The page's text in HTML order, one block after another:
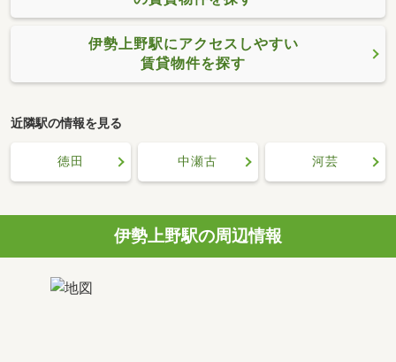
伊勢上野駅にアクセスしやすい
賃貸物件を探す
近隣駅の情報を見る
徳田 中瀬古 河芸
伊勢上野駅の周辺情報